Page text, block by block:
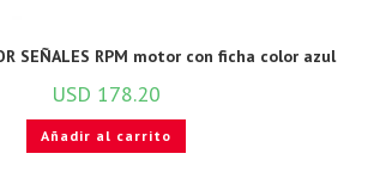
SEÑALES RPM motor con ficha color azul
USD 178.20
Añadir al carrito